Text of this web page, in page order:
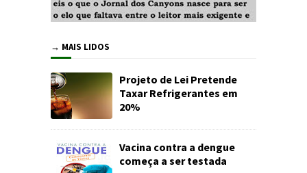
→ MAIS LIDOS
Projeto de Lei Pretende
Taxar Refrigerantes em
20%
Vacina contra a dengue
começa a ser testada